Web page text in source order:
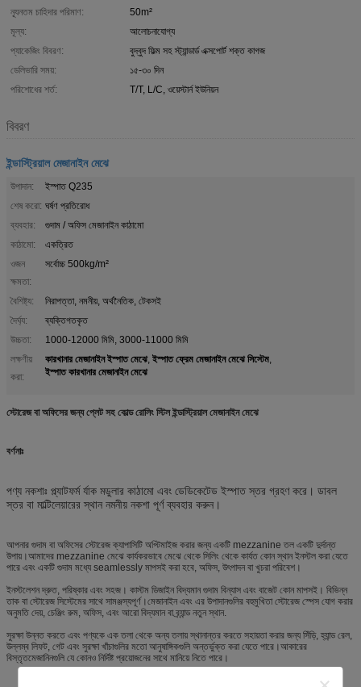
ন্যূনতম চাহিদার পরিমাণ:
50m²
মূল্য:
আলোচনাযোগ্য
প্যাকেজিং বিবরণ:
বুদ্বুদ ফিল্ম সহ স্ট্যান্ডার্ড এক্সপোর্ট শক্ত কাগজ
ডেলিভারি সময়:
১৫-৩০ দিন
পরিশোধের শর্ত:
T/T, L/C, ওয়েস্টার্ন ইউনিয়ন
বিবরণ
ইন্ডাস্ট্রিয়াল মেজানাইন মেঝে
উপাদান:
ইস্পাত Q235
শেষ করো: ঘর্ষণ প্রতিরোধ
ব্যবহার:
গুদাম / অফিস মেজানাইন কাঠামো
কাঠামো:
একত্রিত
ওজন
ক্ষমতা:
সর্বোচ্চ 500kg/m²
বৈশিষ্ট্য:
নিরাপত্তা, নমনীয়, অর্থনৈতিক, টেকসই
দৈর্ঘ্য:
ব্যক্তিগতকৃত
উচ্চতা:
1000-12000 মিমি, 3000-11000 মিমি
লক্ষণীয়
করা:
কারখানার মেজানাইন ইস্পাত মেঝে, ইস্পাত ফ্রেম মেজানাইন মেঝে সিস্টেম,
ইস্পাত কারখানার মেজানাইন মেঝে
স্টোরেজ বা অফিসের জন্য প্লেট সহ কোল্ড রোলিং স্টিল ইন্ডাস্ট্রিয়াল মেজানাইন মেঝে
বর্ণনাঃ
পণ্য নকশাঃ প্ল্যাটফর্ম র্যাক মডুলার কাঠামো এবং ডেডিকেটেড ইস্পাত স্তর গ্রহণ করে। ডাবল
স্তর বা মাল্টিলেয়ারের স্থান নমনীয় নকশা পূর্ণ ব্যবহার করুন।
আপনার গুদাম বা অফিসের স্টোরেজ ক্যাপাসিটি অপ্টিমাইজ করার জন্য একটি mezzanine তল একটি দুর্দান্ত
উপায়।আমাদের mezzanine মেঝে কার্যকরভাবে মেঝে থেকে সিলিং থেকে কার্যত কোন স্থান ইনস্টল করা যেতে
পারে এবং একটি গুদাম মধ্যে seamlessly মাপসই করা হবে, অফিস, উৎপাদন বা খুচরা পরিবেশ।
ইনস্টলেশন দ্রুত, পরিষ্কার এবং সহজ। কাস্টম ডিজাইন বিদ্যমান গুদাম বিন্যাস এবং বাজেট কোন মাপসই। বিভিন্ন
তাক বা স্টোরেজ সিস্টেমের সাথে সামঞ্জস্যপূর্ণ।মেজানাইন এবং এর উপাদানগুলির বহুমুখিতা স্টোরেজ স্পেস যোগ করার
অনুমতি দেয়, চেঞ্জিং রুম, অফিস, এবং আরো বিদ্যমান বা ব্র্যান্ড নতুন স্থান.
সুরক্ষা উন্নত করতে এবং পণ্যকে এক তলা থেকে অন্য তলায় স্থানান্তর করতে সহায়তা করার জন্য সিঁড়ি, হ্যান্ড রেল,
উল্লম্ব লিফট, গেট এবং সুরক্ষা খাঁচাগুলির মতো আনুষাঙ্গিকগুলি অন্তর্ভুক্ত করা যেতে পারে।আকারের
বিস্তৃতমেজানিনগুলি যে কোনও নির্দিষ্ট প্রয়োজনের সাথে মানিয়ে নিতে পারে।